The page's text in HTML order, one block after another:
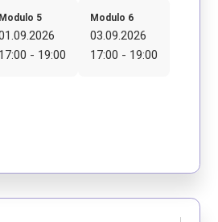
Modulo 5
17:00 - 19:00
Modulo 6
03.09.2026
17:00 - 19:00